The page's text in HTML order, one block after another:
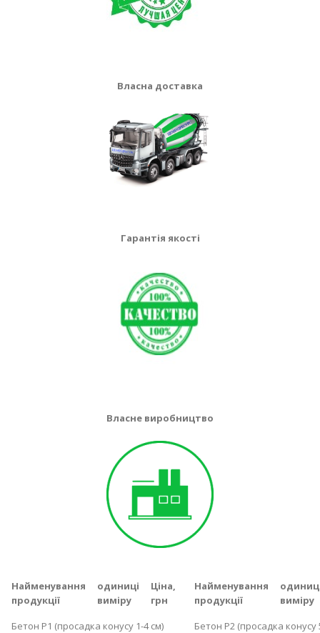
Власна доставка
Гарантія якості
Власне виробництво
Найменування
продукції
одиниці
виміру
Ціна,
грн
Найменування
продукції
виміру
Бетон Р1 (просадка конусу 1-4 см)
Бетон Р2 (просадка конусу